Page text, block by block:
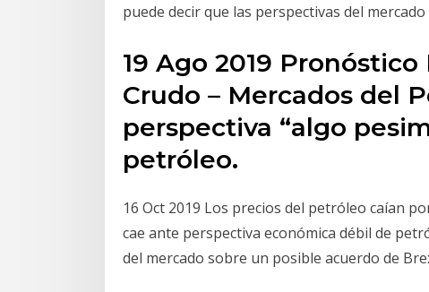
puede decir que las perspectivas del
19 Ago 2019
Crudo – Mercados del
perspectiva “algo
petróleo.
16 Oct 2019 Los precios del petróleo caían
cae ante perspectiva económica débil de
del mercado sobre un posible acuerdo de